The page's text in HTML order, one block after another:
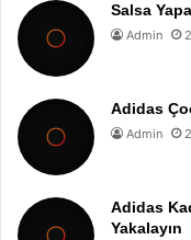
Salsa
Admin
Adidas
Admin
Adidas
Yakalayın